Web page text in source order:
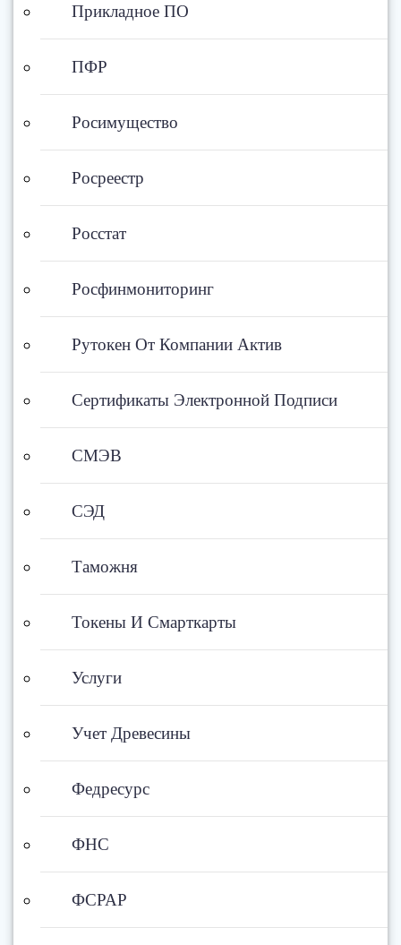
Прикладное ПО
ПФР
Росимущество
Росреестр
Росстат
Росфинмониторинг
Рутокен От Компании Актив
Сертификаты Электронной Подписи
СМЭВ
СЭД
Таможня
Токены И Смарткарты
Услуги
Учет Древесины
Федресурс
ФНС
ФСРАР